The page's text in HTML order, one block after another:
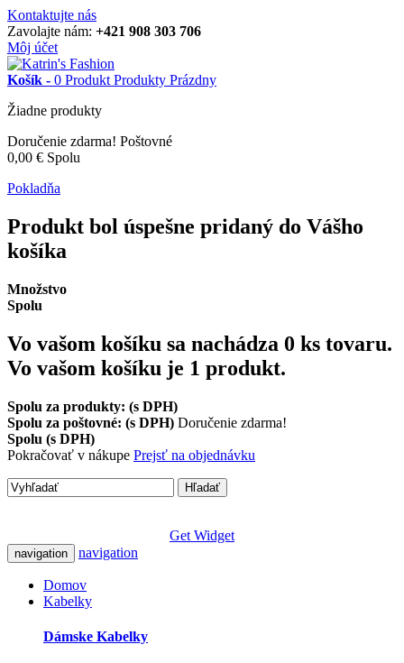
Kontaktujte nás
Zavolajte nám: +421 908 303 706
Môj účet
Košík - 0 Produkt Produkty Prázdny
Žiadne produkty
Doručenie zdarma! Poštovné
0,00 € Spolu
Pokladňa
Produkt bol úspešne pridaný do Vášho
košíka
Množstvo
Spolu
Vo vašom košíku sa nachádza 0 ks tovaru.
Vo vašom košíku je 1 produkt.
Spolu za produkty: (s DPH)
Spolu za poštovné: (s DPH) Doručenie zdarma!
Spolu (s DPH)
Pokračovať v nákupe Prejsť na objednávku
Hľadať
Get Widget
navigation navigation
Domov
Kabelky
Dámske Kabelky